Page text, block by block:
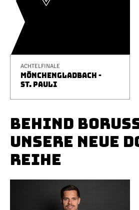
ACHTELFINALE
MÖNCHENGLADBACH -
ST. PAULI
BEHIND
UNSERE NEUE
REIHE